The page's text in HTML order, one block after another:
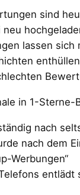
sind
lassen sich
in 1-
nach
nach dem
Werbungen“
entlädt